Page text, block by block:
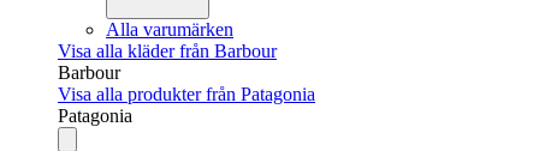
Alla varumärken
Visa alla kläder från Barbour
Barbour
Visa alla produkter från Patagonia
Patagonia